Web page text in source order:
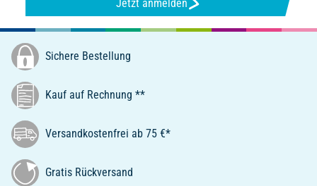
Jetzt anmelden
Sichere Bestellung
Kauf auf Rechnung **
Versandkostenfrei ab 75 €*
Gratis Rückversand